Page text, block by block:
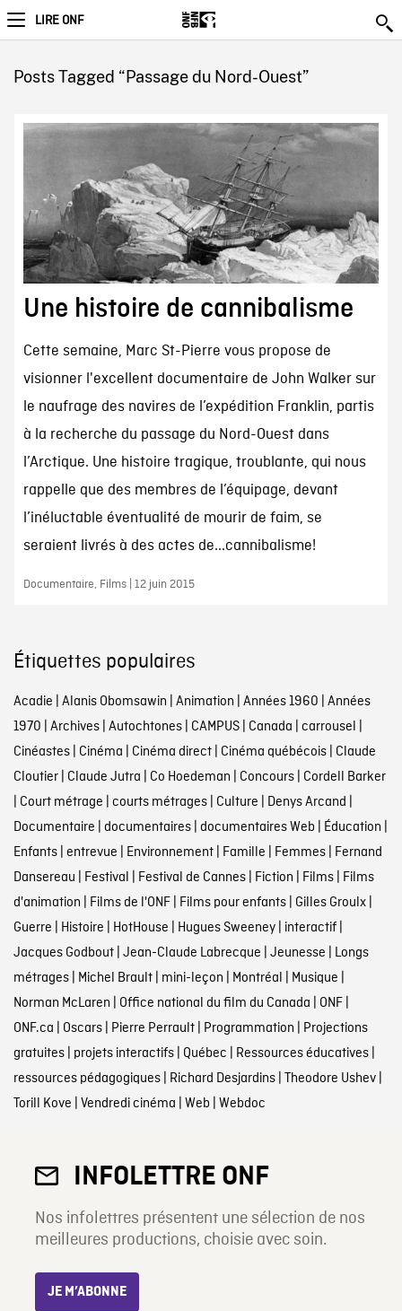
LIRE ONF
Posts Tagged “Passage du Nord-Ouest”
Une histoire de cannibalisme
Cette semaine, Marc St-Pierre vous propose de
visionner l'excellent documentaire de John Walker sur
le naufrage des navires de l’expédition Franklin, partis
à la recherche du passage du Nord-Ouest dans
l’Arctique. Une histoire tragique, troublante, qui nous
rappelle que des membres de l’équipage, devant
l’inéluctable éventualité de mourir de faim, se
seraient livrés à des actes de...cannibalisme!
Documentaire, Films | 12 juin 2015
Étiquettes populaires
Acadie | Alanis Obomsawin | Animation | Années 1960 | Années
1970 | Archives| Autochtones| CAMPUS| Canada | carrousel |
Cinéastes| Cinéma | Cinéma direct| Cinéma québécois| Claude
Cloutier| Claude Jutra | Co Hoedeman | Concours| Cordell Barker
| Court métrage | courts métrages| Culture | Denys Arcand |
Documentaire | documentaires| documentaires Web | Éducation |
Enfants| entrevue | Environnement| Famille | Femmes| Fernand
Dansereau | Festival | Festival de Cannes| Fiction | Films| Films
d'animation | Films de l'ONF| Films pour enfants| Gilles Groulx|
Guerre | Histoire | HotHouse | Hugues Sweeney| interactif|
Jacques Godbout| Jean-Claude Labrecque | Jeunesse | Longs
métrages| Michel Brault| mini-leçon | Montréal | Musique |
Norman McLaren | Office national du film du Canada | ONF|
ONF.ca | Oscars| Pierre Perrault| Programmation | Projections
gratuites| projets interactifs| Québec | Ressources éducatives|
ressources pédagogiques| Richard Desjardins| Theodore Ushev|
Torill Kove | Vendredi cinéma | Web | Webdoc
INFOLETTRE ONF
Nos infolettres présentent une sélection de nos
meilleures productions, choisie avec soin.
JE M’ABONNE